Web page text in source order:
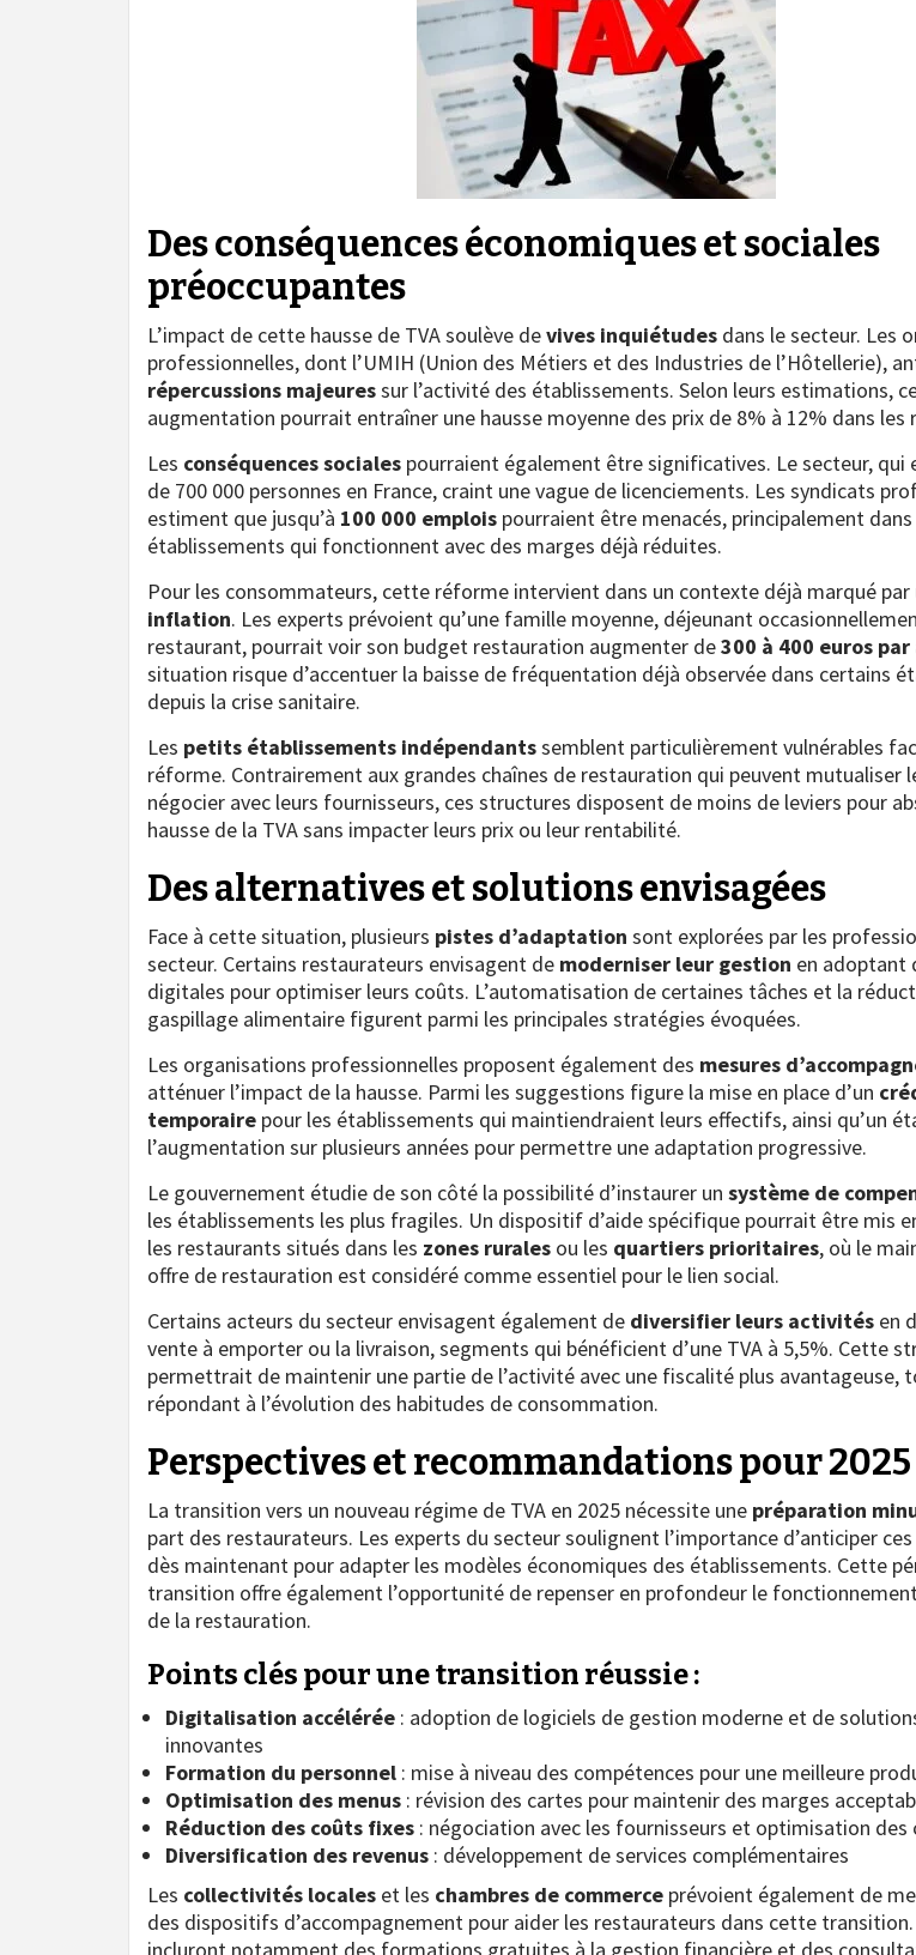
Des conséquences économiques et sociales
préoccupantes
L’impact de cette hausse de TVA soulève devives inquiétudes dans le secteur. Les
professionnelles, dont l’UMIH (Union des Métiers et des Industries de l’Hôtellerie),
répercussions majeuressur l’activité des établissements. Selon leurs estimations,
augmentation pourrait entraîner une hausse moyenne des prix de 8% à 12% dans les
Les conséquences sociales pourraient également être significatives. Le secteur, qui
de 700 000 personnes en France, craint une vague de licenciements. Les syndicats
estiment que jusqu’à 100 000 emplois pourraient être menacés, principalement
établissements qui fonctionnent avec des marges déjà réduites.
Pour les consommateurs, cette réforme intervient dans un contexte déjà marqué par
inflation. Les experts prévoient qu’une famille moyenne, déjeunant
restaurant, pourrait voir son budget restauration augmenter de300 à 400 euros par
situation risque d’accentuer la baisse de fréquentation déjà observée dans certains
depuis la crise sanitaire.
Les petits établissements indépendantssemblent particulièrement vulnérables
réforme. Contrairement aux grandes chaînes de restauration qui peuvent mutualiser
négocier avec leurs fournisseurs, ces structures disposent de moins de leviers pour
hausse de la TVA sans impacter leurs prix ou leur rentabilité.
Des alternatives et solutions envisagées
Face à cette situation, plusieurs pistes d’adaptation sont explorées par les
secteur. Certains restaurateurs envisagent de moderniser leur gestion en adoptant
digitales pour optimiser leurs coûts. L’automatisation de certaines tâches et la
gaspillage alimentaire figurent parmi les principales stratégies évoquées.
Les organisations professionnelles proposent également des mesures
atténuer l’impact de la hausse. Parmi les suggestions figure la mise en place d’un
temporaire pour les établissements qui maintiendraient leurs effectifs, ainsi qu’un
l’augmentation sur plusieurs années pour permettre une adaptation progressive.
Le gouvernement étudie de son côté la possibilité d’instaurer un système de
les établissements les plus fragiles. Un dispositif d’aide spécifique pourrait être mis
les restaurants situés dans les zones rurales ou les quartiers prioritaires, où le
offre de restauration est considéré comme essentiel pour le lien social.
Certains acteurs du secteur envisagent également de diversifier leurs activités en
vente à emporter ou la livraison, segments qui bénéficient d’une TVA à 5,5%. Cette
permettrait de maintenir une partie de l’activité avec une fiscalité plus avantageuse,
répondant à l’évolution des habitudes de consommation.
Perspectives et recommandations pour 2025
La transition vers un nouveau régime de TVA en 2025 nécessite une préparation
part des restaurateurs. Les experts du secteur soulignent l’importance d’anticiper
dès maintenant pour adapter les modèles économiques des établissements. Cette
transition offre également l’opportunité de repenser en profondeur le
de la restauration.
Points clés pour une transition réussie :
Digitalisation accélérée : adoption de logiciels de gestion moderne et de
innovantes
Formation du personnel : mise à niveau des compétences pour une meilleure
Optimisation des menus : révision des cartes pour maintenir des marges
Réduction des coûts fixes : négociation avec les fournisseurs et optimisation des
Diversification des revenus : développement de services complémentaires
Les collectivités locales et les chambres de commerce prévoient également de
des dispositifs d’accompagnement pour aider les restaurateurs dans cette transition.
incluront notamment des formations gratuites à la gestion financière et des